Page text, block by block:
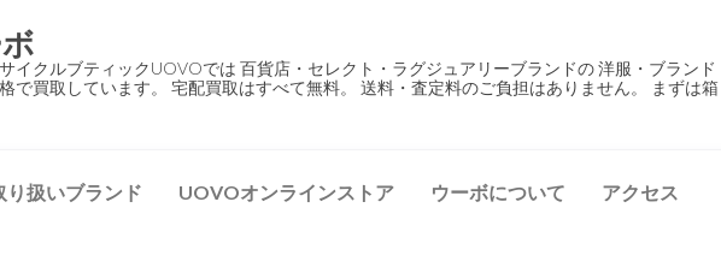
イクルブティックUOVOでは 百貨店・セレクト・ラグジュアリーブランドの 洋服・ブランド
で買取しています。 宅配買取はすべて無料。 送料・査定料のご負担はありません。 まずは箱
り扱いブランド UOVOオンラインストア ウーボについて アクセス